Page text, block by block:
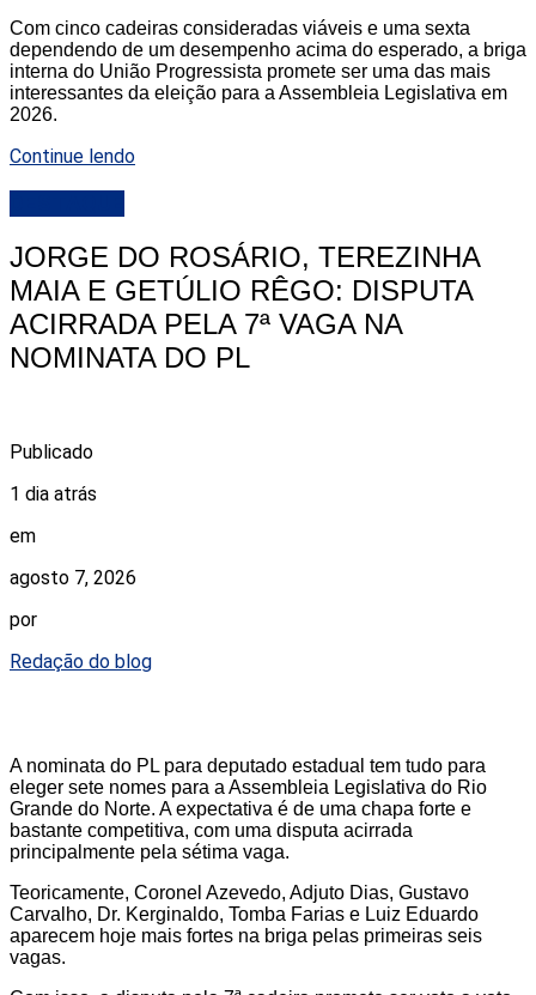
Com cinco cadeiras consideradas viáveis e uma sexta
dependendo de um desempenho acima do esperado, a briga
interna do União Progressista promete ser uma das mais
interessantes da eleição para a Assembleia Legislativa em
2026.
Continue lendo
JORGE DO ROSÁRIO, TEREZINHA
MAIA E GETÚLIO RÊGO: DISPUTA
ACIRRADA PELA 7ª VAGA NA
NOMINATA DO PL
Publicado
1 dia atrás
em
agosto 7, 2026
por
Redação do blog
A nominata do PL para deputado estadual tem tudo para
eleger sete nomes para a Assembleia Legislativa do Rio
Grande do Norte. A expectativa é de uma chapa forte e
bastante competitiva, com uma disputa acirrada
principalmente pela sétima vaga.
Teoricamente, Coronel Azevedo, Adjuto Dias, Gustavo
Carvalho, Dr. Kerginaldo, Tomba Farias e Luiz Eduardo
aparecem hoje mais fortes na briga pelas primeiras seis
vagas.